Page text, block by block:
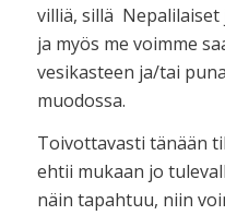
villiä, sillä Nepalilaiset
ja myös me voimme
vesikasteen ja/tai
muodossa.
Toivottavasti tänään
ehtii mukaan jo
näin tapahtuu, niin